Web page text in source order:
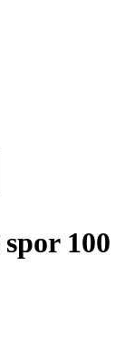
100